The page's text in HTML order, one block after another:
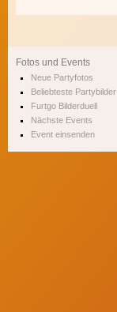
Fotos und Events
Neue Partyfotos
Beliebteste Partybilder
Furtgo Bilderduell
Nächste Events
Event einsenden